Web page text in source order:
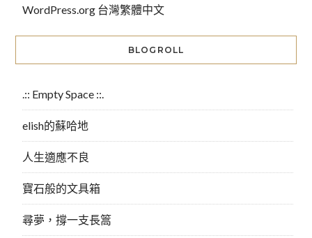
WordPress.org 台灣繁體中文
BLOGROLL
.:: Empty Space ::.
elish的蘇哈地
人生適應不良
寶石般的文具箱
尋夢，撐一支長篙